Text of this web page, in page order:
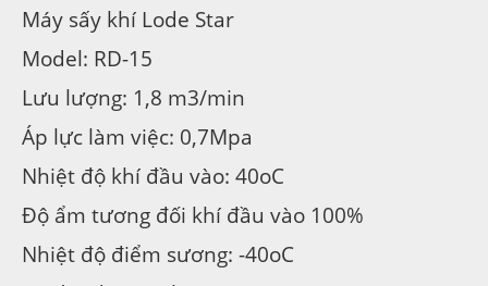
Máy sấy khí Lode Star
Model: RD-15
Lưu lượng: 1,8 m3/min
Áp lực làm việc: 0,7Mpa
Nhiệt độ khí đầu vào: 40oC
Độ ẩm tương đối khí đầu vào 100%
Nhiệt độ điểm sương: -40oC